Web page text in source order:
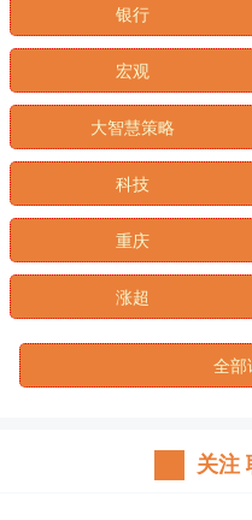
银行
宏观
大智慧策略
科技
重庆
涨超
全部
关注